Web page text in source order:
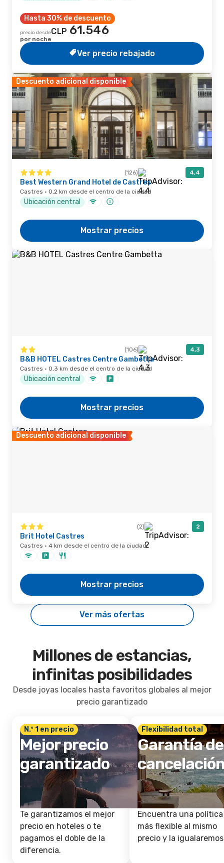
Hasta 30% de descuento
precio desdeCLP 61.546
por noche
Ver precio rebajado
Descuento adicional disponible
(126) 4,4
Best Western Grand Hotel de Castres
Castres · 0,2 km desde el centro de la ciudad
Ubicación central
Mostrar precios
(106) 4,3
B&B HOTEL Castres Centre Gambetta
Castres · 0,3 km desde el centro de la ciudad
Ubicación central
Mostrar precios
Descuento adicional disponible
(2) 2
Brit Hotel Castres
Castres · 4 km desde el centro de la ciudad
Mostrar precios
Ver más ofertas
Millones de estancias,
infinitas posibilidades
Desde joyas locales hasta favoritos globales al mejor
precio garantizado
N.º 1 en precio
Mejor precio
garantizado
Te garantizamos el mejor
precio en hoteles o te
pagamos el doble de la
diferencia.
Flexibilidad total
Garantía de
Encuentra una política
más flexible al mismo
precio y la